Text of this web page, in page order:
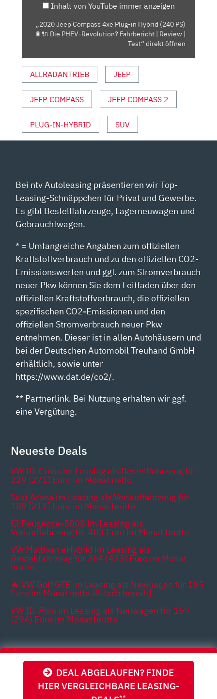
DEAL ABGELAUFEN? FINDE
HIER VERGLEICHBARE LEASING-
PHEV-
REVOLUTION?
FAHRBERICHT
TEST“
Inhalt von YouTube immer anzeigen
„2020 Jeep Compass 4xe Plug-in Hybrid (240 PS)
🔋🔌 Die PHEV-Revolution? Fahrbericht | Review |
Test“ direkt öffnen
ALLRADANTRIEB JEEP
JEEP COMPASS JEEP COMPASS 2
PLUG-IN-HYBRID SUV
Bei ntv Autoleasing präsentieren wir Top-
Leasing-Schnäppchen für Privat und Gewerbe.
Es gibt Bestellfahrzeuge, Lagerneuwagen und
Gebrauchtwagen.
* = Umfangreiche Angaben zum offiziellen
Kraftstoffverbrauch und zu den offiziellen CO2-
Emissionswerten und ggf. zum Stromverbrauch
neuer Pkw können Sie dem Leitfaden über den
offiziellen Kraftstoffverbrauch, die offiziellen
spezifischen CO2-Emissionen und den
offiziellen Stromverbrauch neuer Pkw
entnehmen. Dieser ist in allen Autohäusern und
bei der Deutschen Automobil Treuhand GmbH
erhältlich, sowie unter
https://www.dat.de/co2/.
** Partnerlink. Bei Nutzung erhalten wir ggf.
eine Vergütung.
Neueste Deals
VW ID. Cross im Leasing als Bestellfahrzeug für
229 (271) Euro im Monat netto
Seat Arona im Leasing als Vorlauffahrzeug für
189 [217] Euro im Monat brutto
💥 Peugeot e-5008 im Leasing als
Vorlauffahrzeug für 403 Euro im Monat brutto
VW Multivan eHybrid im Leasing als
Bestellfahrzeug für 364 [433] Euro im Monat
brutto
🔥 VW Golf GTE im Leasing als Newuagen für 185
Euro im Monat netto [8-fach bereift]
VW ID. Polo im Leasing als Neuwagen für 169
(294) Euro im Monat brutto